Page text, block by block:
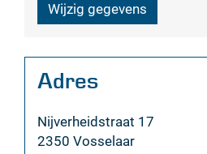
Wijzig gegevens
Adres
Adres
Nijverheidstraat 17
,2350 Vosselaar